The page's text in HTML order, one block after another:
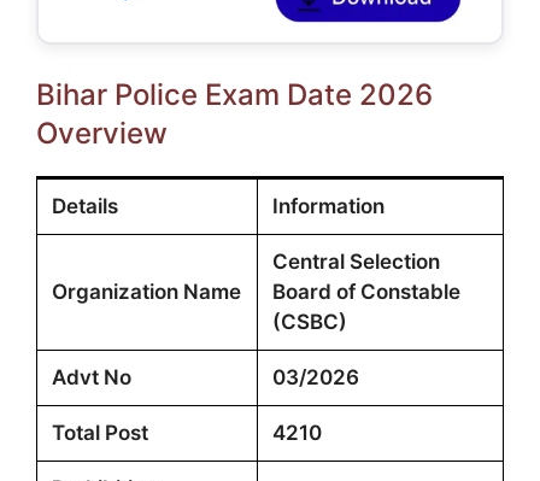
Bihar Police Exam Date 2026
Overview
Details Information
Organization Name
Central Selection
Board of Constable
(CSBC)
Advt No 03/2026
Total Post 4210